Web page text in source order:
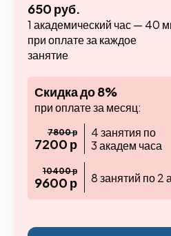
650 руб.
1 академический час — 40
при оплате за каждое
занятие
Скидка до 8%
при оплате за месяц:
7800 р
7200 р
4 занятия по
3 академ часа
10400 р
9600 р 8 занятий по 2